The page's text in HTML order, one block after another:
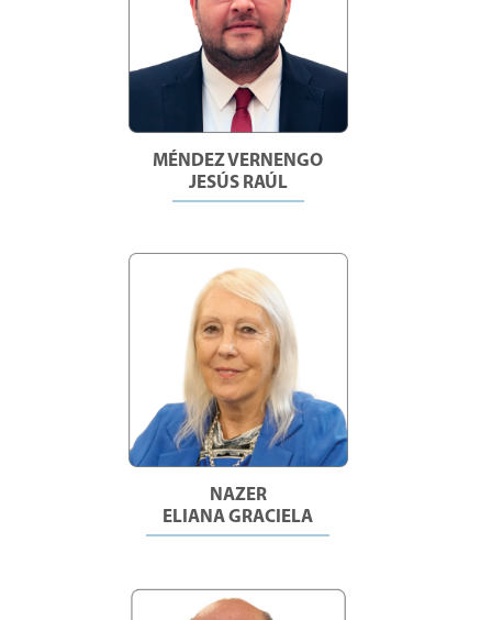
MÉNDEZ VERNENGO
JESÚS RAÚL
NAZER
ELIANA GRACIELA